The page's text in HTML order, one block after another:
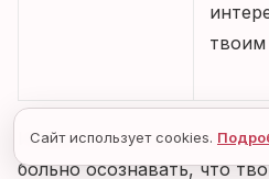
Измена – это всегда
больно осознавать, что
Сайт использует cookies.